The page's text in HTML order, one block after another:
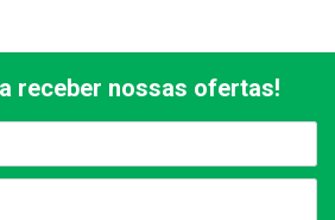
receber nossas ofertas!